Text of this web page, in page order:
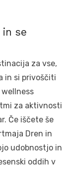
se
za vse,
in si privoščiti
za aktivnosti
Če iščete še
Dren in
udobnostjo in
oddih v